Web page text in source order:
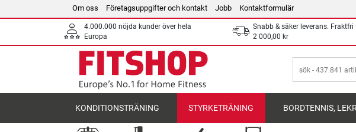
Om oss Företagsuppgifter och kontakt Jobb Kontaktformulär
4.000.000 nöjda kunder över hela
Europa
Snabb & säker leverans. Fraktfri
2 000,00 kr
KONDITIONSTRÄNING STYRKETRÄNING BORDTENNIS,